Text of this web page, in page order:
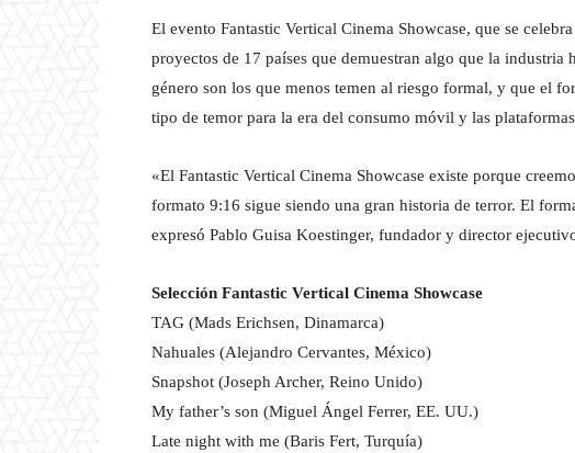
El evento Fantastic Vertical Cinema Showcase, que se
proyectos de 17 países que demuestran algo que la industria
género son los que menos temen al riesgo formal, y que el
tipo de temor para la era del consumo móvil y las
«El Fantastic Vertical Cinema Showcase existe porque
formato 9:16 sigue siendo una gran historia de terror. El
expresó Pablo Guisa Koestinger, fundador y director
Selección Fantastic Vertical Cinema Showcase
TAG (Mads Erichsen, Dinamarca)
Nahuales (Alejandro Cervantes, México)
Snapshot (Joseph Archer, Reino Unido)
My father’s son (Miguel Ángel Ferrer, EE. UU.)
Late night with me (Baris Fert, Turquía)